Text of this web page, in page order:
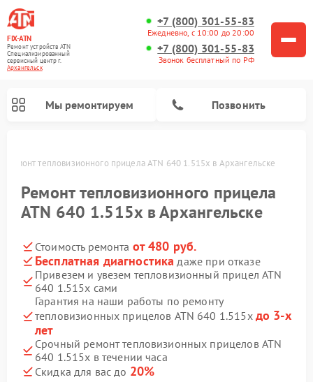
FIX-ATN
Ремонт устройств ATN
Специализированный
cервисный центр г.
Архангельск
+7 (800) 301-55-83
Ежедневно, с 10:00 до 20:00
+7 (800) 301-55-83
Звонок бесплатный по РФ
Мы ремонтируем Позвонить
Ремонт тепловизионного прицела ATN 640 1.515x в Архангельске
Ремонт тепловизионного прицела
ATN 640 1.515x в Архангельске
Стоимость ремонта от 480 руб.
Бесплатная диагностика даже при отказе
Привезем и увезем тепловизионный прицел ATN
640 1.515x сами
Гарантия на наши работы по ремонту
тепловизионных прицелов ATN 640 1.515x до 3-х
лет
Срочный ремонт тепловизионных прицелов ATN
640 1.515x в течении часа
Скидка для вас до 20%